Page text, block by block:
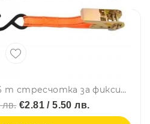
Пристягащ колан 3.6 m стресчотка за фиксиране на товари и констрикции
лв.€2.81 / 5.50 лв.